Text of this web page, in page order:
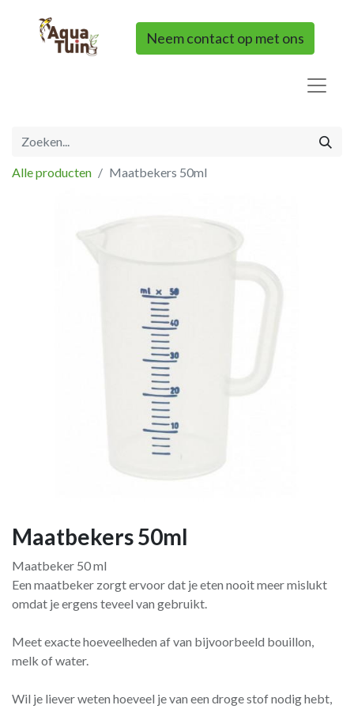
Neem contact op met ons
Alle producten Maatbekers 50ml
Maatbekers 50ml
Maatbeker 50 ml
Een maatbeker zorgt ervoor dat je eten nooit meer mislukt
omdat je ergens teveel van gebruikt.
Meet exacte hoeveelheden af van bijvoorbeeld bouillon,
melk of water.
Wil je liever weten hoeveel je van een droge stof nodig hebt,